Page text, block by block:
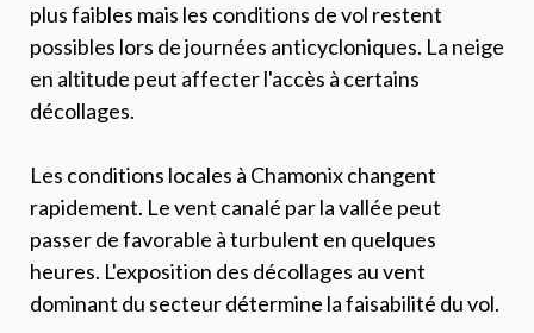
plus faibles mais les conditions de vol restent
possibles lors de journées anticycloniques. La neige
en altitude peut affecter l'accès à certains
décollages.
Les conditions locales à Chamonix changent
rapidement. Le vent canalé par la vallée peut
passer de favorable à turbulent en quelques
heures. L'exposition des décollages au vent
dominant du secteur détermine la faisabilité du vol.